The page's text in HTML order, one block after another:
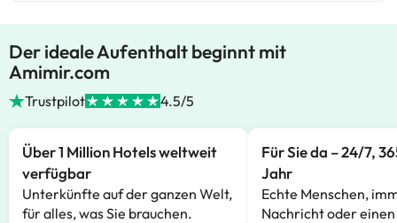
Der ideale Aufenthalt beginnt mit
Amimir.com
Trustpilot 4.5/5
Über 1 Million Hotels weltweit
verfügbar
Unterkünfte auf der ganzen Welt,
für alles, was Sie brauchen.
Für Sie da – 24/7,
Jahr
Echte Menschen,
Nachricht oder